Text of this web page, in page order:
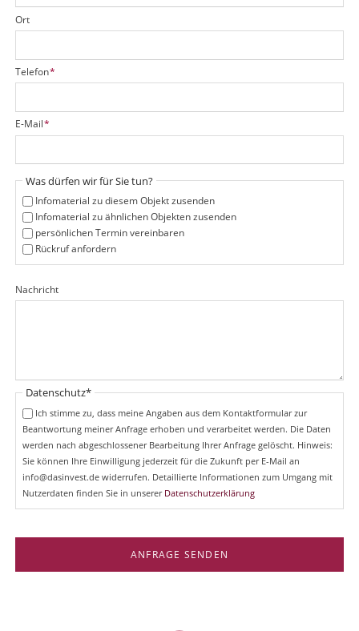
Ort
P
f
i
c
t
f
Telefon*
P
f
i
c
E-Mail*
Was dürfen wir für Sie tun?
Infomaterial zu diesem Objekt zusenden
Infomaterial zu ähnlichen Objekten zusenden
persönlichen Termin vereinbaren
Rückruf anfordern
Nachricht
Pflichtfeld
Datenschutz*
Ich stimme zu, dass meine Angaben aus dem Kontaktformular zur
Beantwortung meiner Anfrage erhoben und verarbeitet werden. Die Daten
werden nach abgeschlossener Bearbeitung Ihrer Anfrage gelöscht. Hinweis:
Sie können Ihre Einwilligung jederzeit für die Zukunft per E-Mail an
info@dasinvest.de widerrufen. Detaillierte Informationen zum Umgang mit
Nutzerdaten finden Sie in unserer Datenschutzerklärung
ANFRAGE SENDEN